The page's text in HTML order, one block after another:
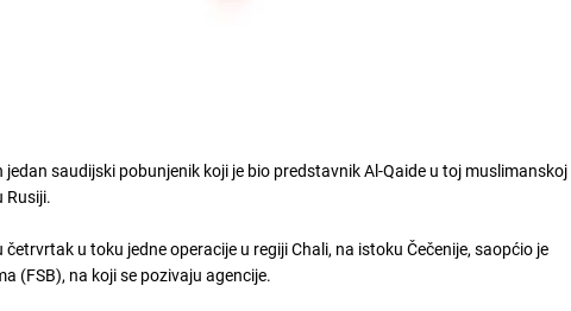
saudijski pobunjenik koji je bio predstavnik Al-Qaide u toj muslimanskoj
Rusiji.
u toku jedne operacije u regiji Chali, na istoku Čečenije, saopćio je
(FSB), na koji se pozivaju agencije.